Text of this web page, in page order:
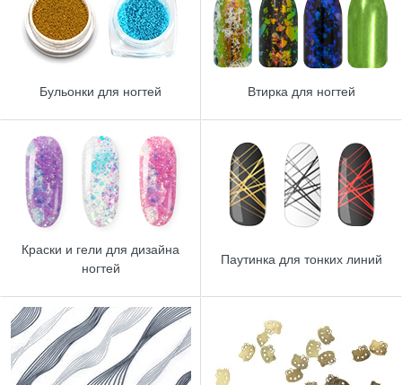
Бульонки для ногтей Втирка для ногтей
Краски и гели для дизайна
ногтей
Паутинка для тонких линий